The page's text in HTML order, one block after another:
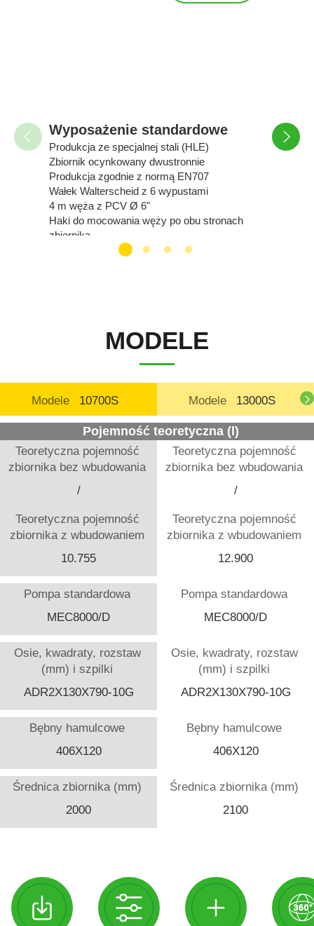
Wyposażenie standardowe
Produkcja ze specjalnej stali (HLE)
Zbiornik ocynkowany dwustronnie
Produkcja zgodnie z normą EN707
Wałek Walterscheid z 6 wypustami
4 m węża z PCV Ø 6"
Haki do mocowania węży po obu stronach
zbiornika
-
Pojazd
MODELE
Modele 10700S Modele 13000S
Pojemność teoretyczna (l)
Teoretyczna pojemność
zbiornika bez wbudowania
/
Teoretyczna pojemność
zbiornika bez wbudowania
/
Teoretyczna pojemność
zbiornika z wbudowaniem
10.755
Teoretyczna pojemność
zbiornika z wbudowaniem
12.900
Pompa standardowa
MEC8000/D
Pompa standardowa
MEC8000/D
Osie, kwadraty, rozstaw
(mm) i szpilki
ADR2X130X790-10G
Osie, kwadraty, rozstaw
(mm) i szpilki
ADR2X130X790-10G
Bębny hamulcowe
406X120
Bębny hamulcowe
406X120
Średnica zbiornika (mm)
2000
Średnica zbiornika (mm)
2100